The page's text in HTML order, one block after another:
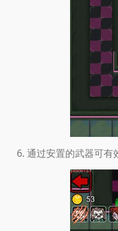
通过安置的武器可有